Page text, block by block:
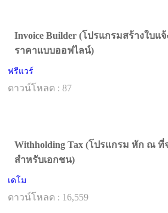
Invoice Builder (โปรแกรมสร้างใบแ
ราคาแบบออฟไลน์)
ฟรีแวร์
ดาวน์โหลด : 87
Withholding Tax (โปรแกรม หัก ณ
สำหรับเอกชน)
เดโม
ดาวน์โหลด : 16,559